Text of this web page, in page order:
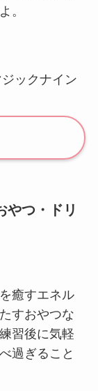
。
ックナイン
やつ・ドリ
癒すエネル
すおやつな
習後に気軽
過ぎること